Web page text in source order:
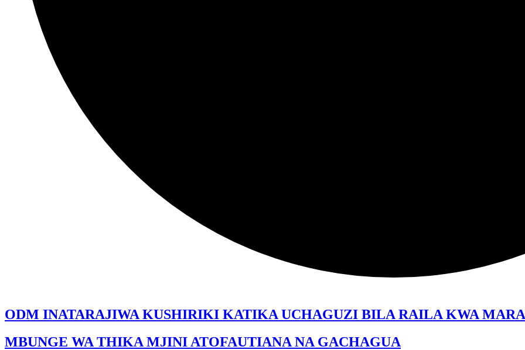
ODM INATARAJIWA KUSHIRIKI KATIKA UCHAGUZI BILA RAILA KWA
MBUNGE WA THIKA MJINI ATOFAUTIANA NA GACHAGUA